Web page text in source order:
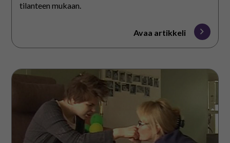
tilanteen mukaan.
Avaa artikkeli
Vastaa